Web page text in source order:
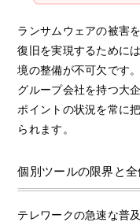
ランサムウェアの被害
復旧を実現するために
境の整備が不可欠です
グループ会社を持つ大
ポイントの状況を常に
られます。
個別ツールの限界と
テレワークの急速な普